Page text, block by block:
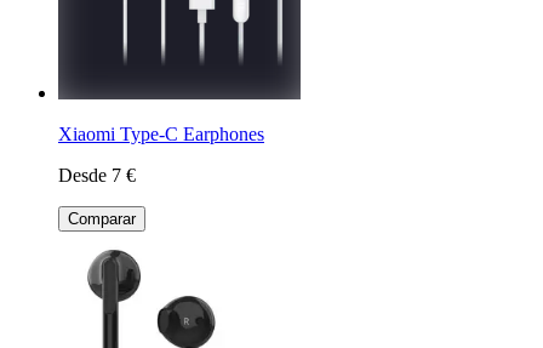
Xiaomi Type-C Earphones
Desde 7 €
Comparar